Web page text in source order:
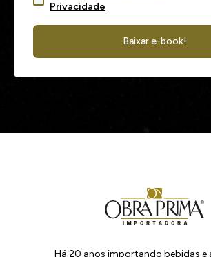
Privacidade
Baixar e-book!
Há 20 anos importando bebidas e